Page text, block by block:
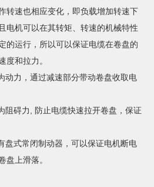
转速也相应变化，即负载增加转速下
电机可以在其转矩、转速的机械特性
的运行，所以可以保证电缆在卷盘的
度和拉力。
动力，通过减速部分带动卷盘收取电
阻碍力, 防止电缆快速拉开卷盘，保证
盘式常闭制动器，可以保证电机断电
盘上滑落。